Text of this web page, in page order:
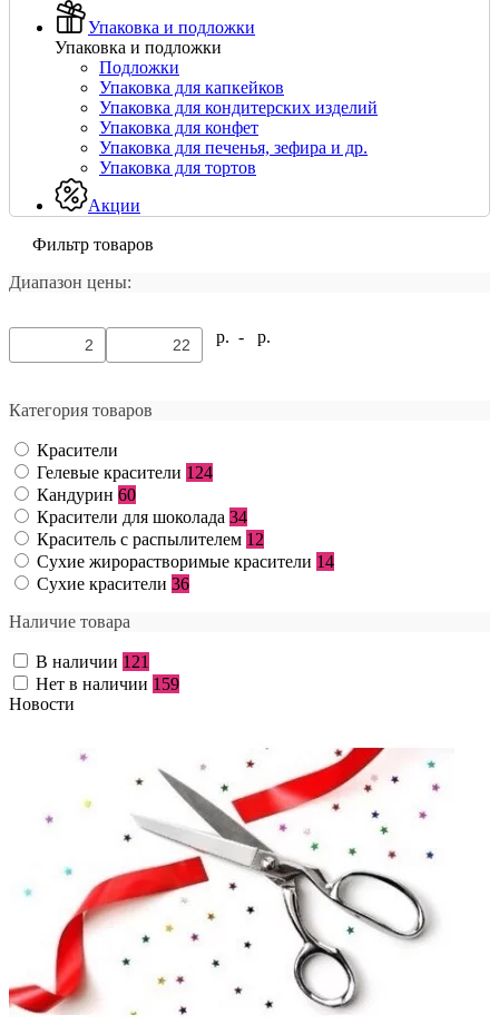
Упаковка и подложки
Упаковка и подложки
Подложки
Упаковка для капкейков
Упаковка для кондитерских изделий
Упаковка для конфет
Упаковка для печенья, зефира и др.
Упаковка для тортов
Акции
Фильтр товаров
Диапазон цены:
р. - р.
Категория товаров
Красители
Гелевые красители 124
Кандурин 60
Красители для шоколада 34
Краситель с распылителем 12
Сухие жирорастворимые красители 14
Сухие красители 36
Наличие товара
В наличии 121
Нет в наличии 159
Новости